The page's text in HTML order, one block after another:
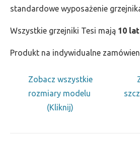
standardowe wyposażenie
Wszystkie grzejniki Tesi mają 10
Produkt na indywidualne
Zobacz wszystkie
rozmiary modelu
(Kliknij)